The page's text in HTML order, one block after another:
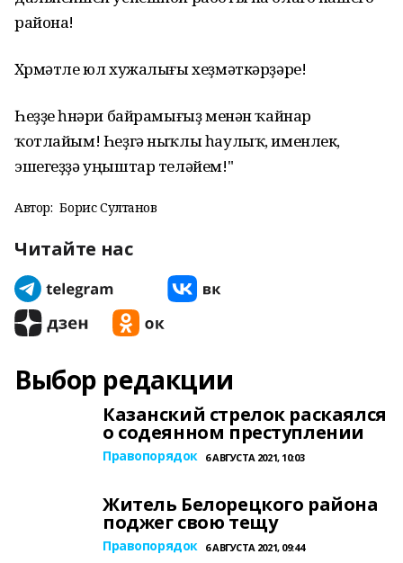
района!
Хөрмәтле юл хужалығы хеҙмәткәрҙәре!
Һеҙҙе һөнәри байрамығыҙ менән ҡайнар
ҡотлайым! Һеҙгә ныҡлы һаулыҡ, именлек,
эшегеҙҙә уңыштар теләйем!"
Автор: Борис Султанов
Читайте нас
Выбор редакции
Казанский стрелок раскаялся
о содеянном преступлении
Правопорядок 6 АВГУСТА 2021, 10:03
Житель Белорецкого района
поджег свою тещу
Правопорядок 6 АВГУСТА 2021, 09:44